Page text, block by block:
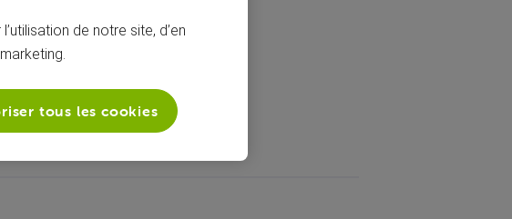
de notre site, d’en
tous les cookies